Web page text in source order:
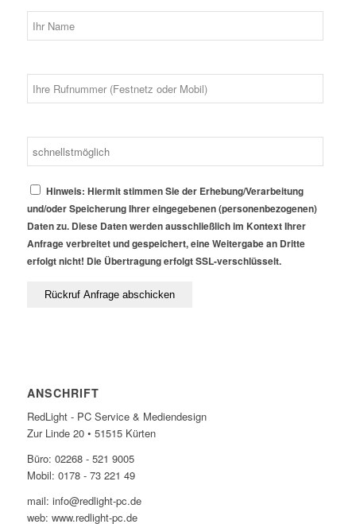
Hinweis: Hiermit stimmen Sie der Erhebung/Verarbeitung
und/oder Speicherung Ihrer eingegebenen (personenbezogenen)
Daten zu. Diese Daten werden ausschließlich im Kontext Ihrer
Anfrage verbreitet und gespeichert, eine Weitergabe an Dritte
erfolgt nicht! Die Übertragung erfolgt SSL-verschlüsselt.
ANSCHRIFT
RedLight - PC Service & Mediendesign
Zur Linde 20 • 51515 Kürten
Büro: 02268 - 521 9005
Mobil: 0178 - 73 221 49
mail: info@redlight-pc.de
web: www.redlight-pc.de